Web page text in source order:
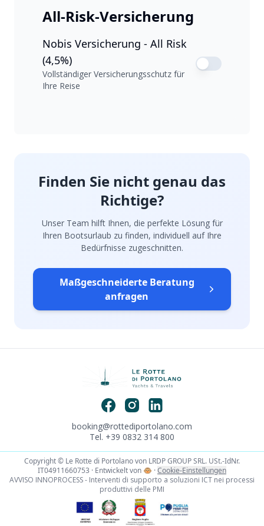
All-Risk-Versicherung
Nobis Versicherung - All Risk
(4,5%)
Vollständiger Versicherungsschutz für
Ihre Reise
Finden Sie nicht genau das
Richtige?
Unser Team hilft Ihnen, die perfekte Lösung für
Ihren Bootsurlaub zu finden, individuell auf Ihre
Bedürfnisse zugeschnitten.
Maßgeschneiderte Beratung
anfragen
booking@rottediportolano.com
Tel. +39 0832 314 800
Copyright © Le Rotte di Portolano von LRDP GROUP SRL. USt.-IdNr.
IT04911660753 · Entwickelt von 🐵 ·Cookie-Einstellungen
AVVISO INNOPROCESS - Interventi di supporto a soluzioni ICT nei processi
produttivi delle PMI